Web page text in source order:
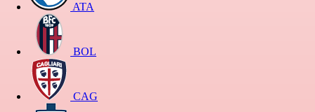
ATA
BOL
CAG